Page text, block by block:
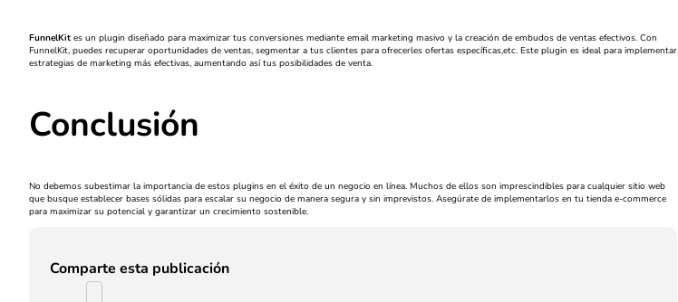
FunnelKites un plugin diseñado para maximizar tus conversiones mediante email marketing masivo y la creación de embudos de ventas efectivos. Con
FunnelKit, puedes recuperar oportunidades de ventas, segmentar a tus clientes para ofrecerles ofertas específicas,etc. Este plugin es ideal para implementar
estrategias de marketing más efectivas, aumentando así tus posibilidades de venta.
Conclusión
No debemos subestimar la importancia de estos plugins en el éxito de un negocio en línea. Muchos de ellos son imprescindibles para cualquier sitio web
que busque establecer bases sólidas para escalar su negocio de manera segura y sin imprevistos. Asegúrate de implementarlos en tu tienda e-commerce
para maximizar su potencial y garantizar un crecimiento sostenible.
Comparte esta publicación